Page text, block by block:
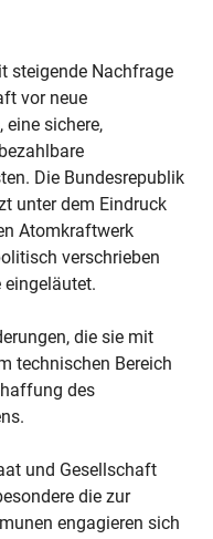
steigende Nachfrage
vor neue
eine sichere,
Die Bundesrepublik
unter dem Eindruck
Atomkraftwerk
verschrieben
eingeläutet.
die sie mit
technischen Bereich
des
und Gesellschaft
die zur
engagieren sich